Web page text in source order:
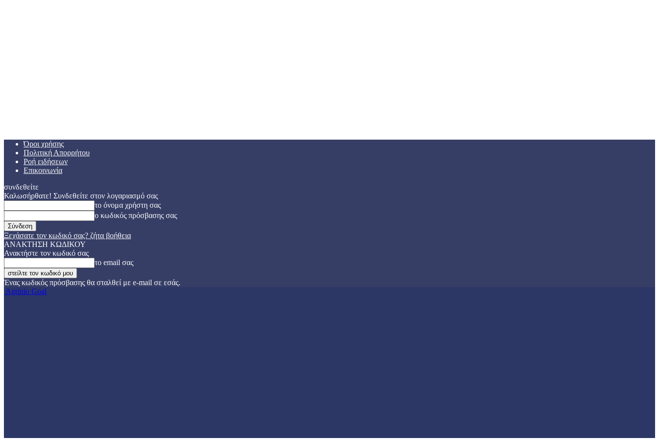
Όροι χρήσης
Πολιτική Απορρήτου
Ροή ειδήσεων
Επικοινωνία
συνδεθείτε
Καλωσήρθατε! Συνδεθείτε στον λογαριασμό σας
το όνομα χρήστη σας
ο κωδικός πρόσβασης σας
Ξεχάσατε τον κωδικό σας? ζήτα βοήθεια
ΑΝΑΚΤΗΣΗ ΚΩΔΙΚΟΥ
Ανακτήστε τον κωδικό σας
το email σας
Ένας κωδικός πρόσβασης θα σταλθεί με e-mail σε εσάς.
Agrinio Goal